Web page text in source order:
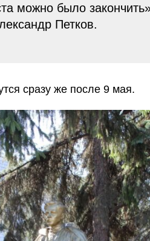
можно было
Петков.
сразу же после 9 мая.